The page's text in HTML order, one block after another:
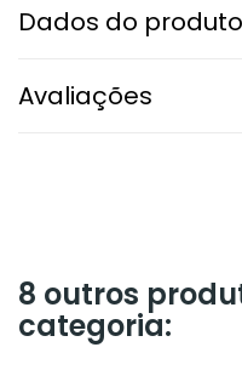
Dados do produto
Avaliações
8 outros
categoria: